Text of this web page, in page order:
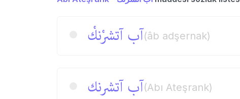
آب آتشرْنكْ(âb adşernak)
آب آتشرنك(Abı Ateşrank)